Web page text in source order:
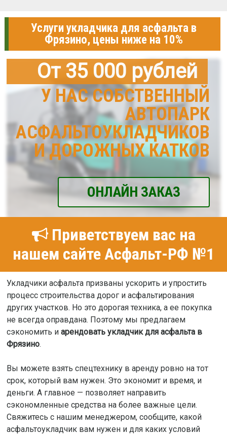
Услуги укладчика для асфальта в
Фрязино, цены ниже на 10%
От 35 000 рублей
У НАС СОБСТВЕННЫЙ
АВТОПАРК
АСФАЛЬТОУКЛАДЧИКОВ
И ДОРОЖНЫХ КАТКОВ
ОНЛАЙН ЗАКАЗ
Приветствуем вас на
нашем сайте Асфальт-РФ №1
Укладчики асфальта призваны ускорить и упростить
процесс строительства дорог и асфальтирования
других участков. Но это дорогая техника, а ее покупка
не всегда оправдана. Поэтому мы предлагаем
сэкономить и арендовать укладчик для асфальта в
Фрязино.
Вы можете взять спецтехнику в аренду ровно на тот
срок, который вам нужен. Это экономит и время, и
деньги. А главное — позволяет направить
сэкономленные средства на более важные цели.
Свяжитесь с нашим менеджером, сообщите, какой
асфальтоукладчик вам нужен и для каких условий